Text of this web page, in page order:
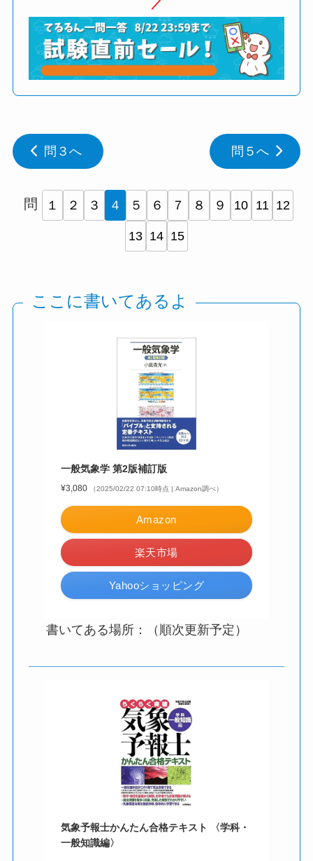
問３へ 問５へ
問 １ ２ ３ ４ ５ ６ ７ ８ ９ 10 11 12
13 14 15
ここに書いてあるよ
一般気象学 第2版補訂版
¥3,080 （2025/02/22 07:10時点 | Amazon調べ）
Amazon
楽天市場
Yahooショッピング
書いてある場所：（順次更新予定）
気象予報士かんたん合格テキスト 〈学科・
一般知識編〉